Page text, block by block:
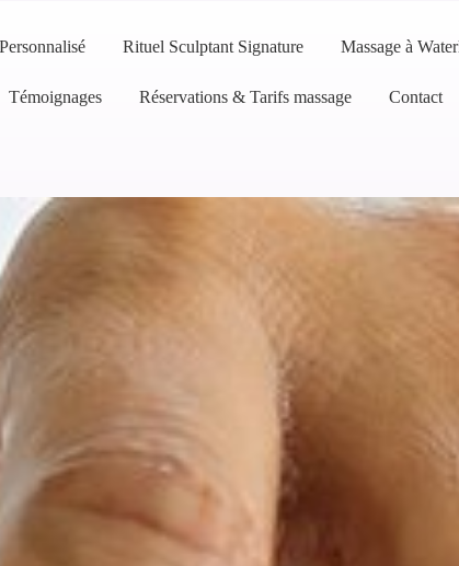
Rituel Sculptant Signature Massage à
Témoignages Réservations & Tarifs massage Contact